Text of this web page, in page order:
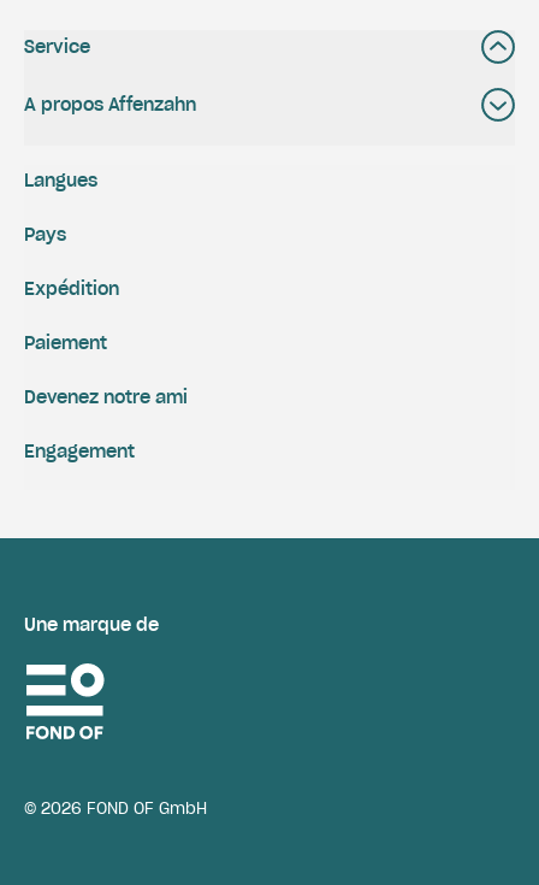
Service
A propos Affenzahn
Expédition
Paiement
Engagement
Devenez notre ami
Langues
Pays
Une marque de
© 2026 FOND OF GmbH